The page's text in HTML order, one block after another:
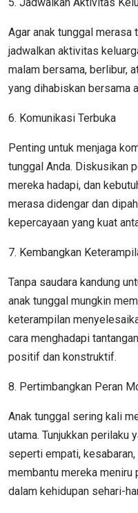
Agar anak tunggal merasa
jadwalkan aktivitas
malam bersama, berlibur,
yang dihabiskan bersama
6. Komunikasi Terbuka
Penting untuk menjaga
tunggal Anda. Diskusikan
mereka hadapi, dan
merasa didengar dan
kepercayaan yang kuat
7. Kembangkan
Tanpa saudara kandung
anak tunggal mungkin
keterampilan
cara menghadapi
positif dan konstruktif.
8. Pertimbangkan Peran
Anak tunggal sering kali
utama. Tunjukkan perilaku
seperti empati,
membantu mereka meniru
dalam kehidupan sehari-